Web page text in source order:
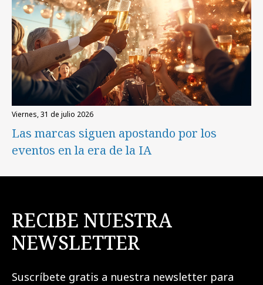
viernes, 31 de julio 2026
Las marcas siguen apostando por los
eventos en la era de la IA
RECIBE NUESTRA
NEWSLETTER
Suscríbete gratis a nuestra newsletter para